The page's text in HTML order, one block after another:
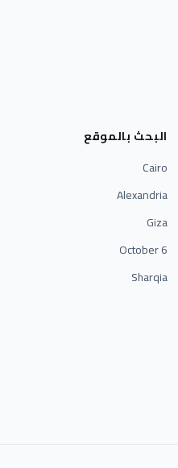
البحث بالموقع
Cairo
Alexandria
Giza
6 October
Sharqia